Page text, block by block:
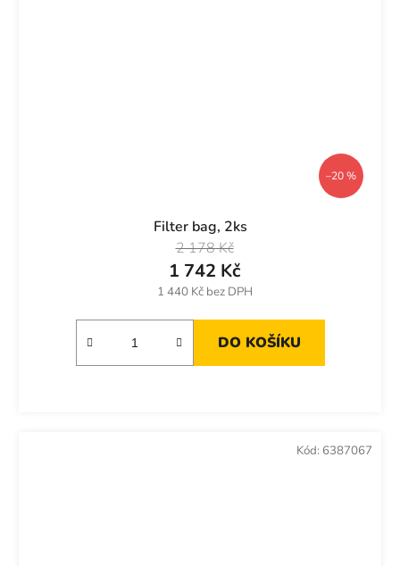
–20 %
Filter bag, 2ks
1 440 Kč bez DPH
1 742 Kč
2 178 Kč
DO KOŠÍKU
Kód: 6387067